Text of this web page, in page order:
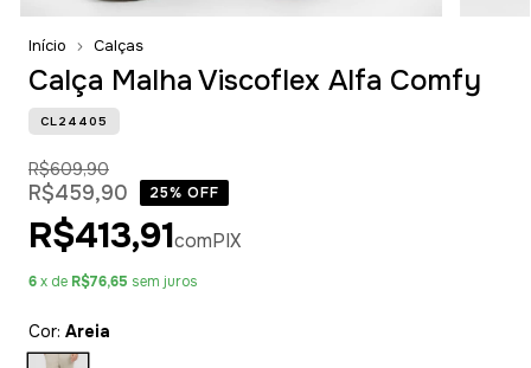
Início Calças
Calça Malha Viscoflex Alfa Comfy
CL24405
R$609,90
R$459,90 25% OFF
R$413,91comPIX
6x de R$76,65 sem juros
Cor: Areia